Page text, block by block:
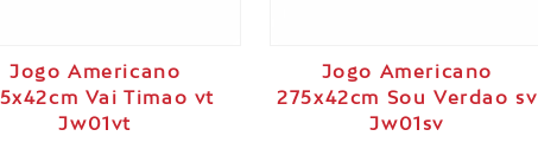
Jogo Americano
Vai Timao vt
Jw01vt
Jogo Americano
275x42cm Sou Verdao sv
Jw01sv